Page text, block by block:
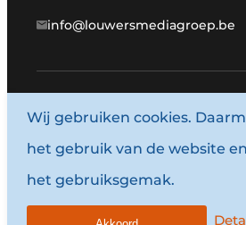
info@louwersmediagroep.be
© 1987 - 2026
Algemene
Wij gebruiken cookies.
het gebruik van de website
het gebruiksgemak.